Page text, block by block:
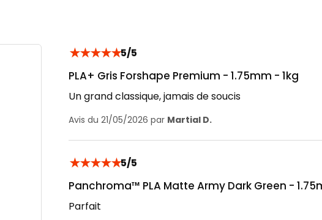
★★★★★5/5
PLA+ Gris Forshape Premium - 1.75mm - 1kg
Un grand classique, jamais de soucis
Avis du 21/05/2026 par Martial D.
★★★★★5/5
Panchroma™ PLA Matte Army Dark Green -
Parfait